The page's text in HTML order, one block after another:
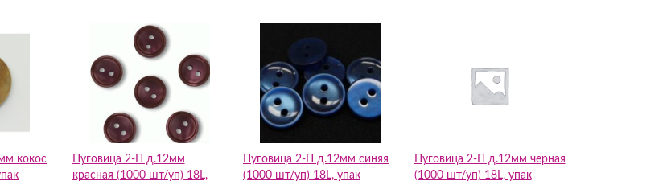
кокос
Пуговица 2-П д.12мм
красная (1000 шт/уп) 18L,
Пуговица 2-П д.12мм синяя
(1000 шт/уп) 18L, упак
Пуговица 2-П д.12мм черная
(1000 шт/уп) 18L, упак